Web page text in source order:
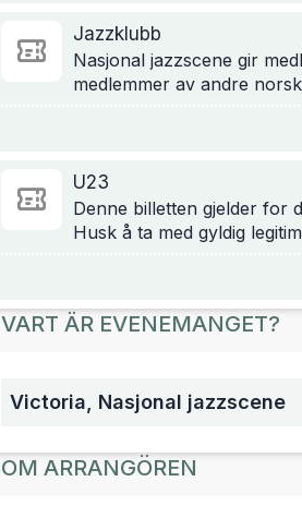
Jazzklubb
Nasjonal jazzscene gir
medlemmer av andre
U23
Denne billetten gjelder for
Husk å ta med gyldig
VART ÄR EVENEMANGET?
Victoria, Nasjonal jazzscene
OM ARRANGÖREN